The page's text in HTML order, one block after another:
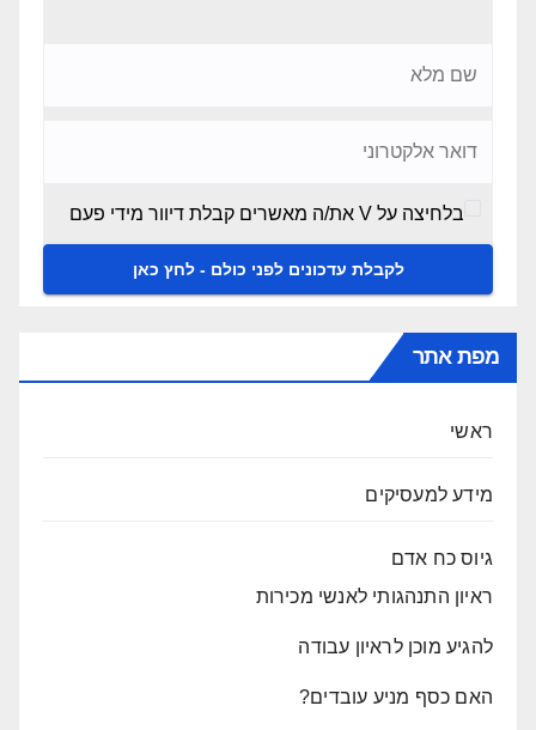
בלחיצה על V את/ה מאשרים קבלת דיוור מידי פעם
מפת אתר
ראשי
מידע למעסיקים
גיוס כח אדם
ראיון התנהגותי לאנשי מכירות
להגיע מוכן לראיון עבודה
האם כסף מניע עובדים?